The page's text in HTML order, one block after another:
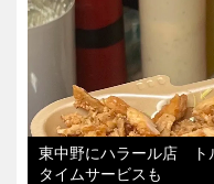
東中野にハラール店 ト
タイムサービスも